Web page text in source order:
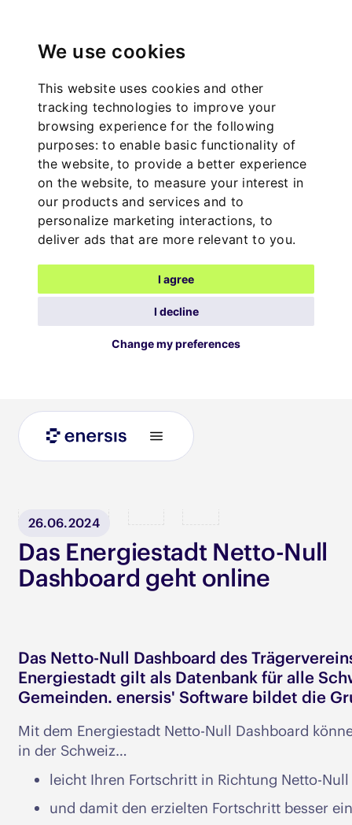
We use cookies
This website uses cookies and other
tracking technologies to improve your
browsing experience for the following
purposes:to enable basic functionality of
the website,to provide a better experience
on the website,to measure your interest in
our products and services and to
personalize marketing interactions, to
deliver ads that are more relevant to you.
I agree
I decline
Change my preferences
Blog
26.06.2024
Das Energiestadt Netto-Null
Dashboard geht online
Das Netto-Null Dashboard des
Energiestadt gilt als Datenbank für alle
Gemeinden. enersis' Software bildet die
Mit dem Energiestadt Netto-Null Dashboard
in der Schweiz…
leicht Ihren Fortschritt in Richtung Netto-
und damit den erzielten Fortschritt besser